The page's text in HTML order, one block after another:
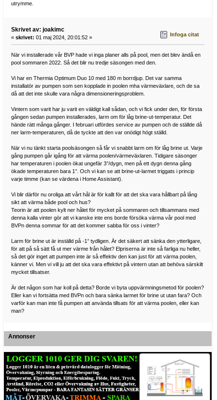
utrymme.
Skrivet av: joakimc
« skrivet: 01 maj 2024, 20:01:52 » Infoga citat
När vi installerade vår BVP hade vi inga planer alls på pool, men det blev ändå en
pool sommaren 2022. Så det blir nu tredje säsongen med den.
Vi har en Thermia Optimum Duo 10 med 180 m borrdjup. Det var samma
installatör av pumpen som sen kopplade in poolen mha värmeväxlare, och de sa
då att det inte skulle vara några dimensioneringsproblem.
Vintern som varit har ju varit en väldigt kall sådan, och vi fick under den, för första
gången sedan pumpen installerades, larm om för låg brine-ut-temperatur. Det
hände rätt många gånger. I februari utfördes service av pumpen och de ställde då
ner larm-temperaturen, då de tyckte att den var onödigt högt ställd.
När vi nu tänkt starta poolsäsongen så får vi snabbt larm om för låg brine ut. Varje
gång pumpen går igång för att värma poolen/värmeväxlaren. Tidigare säsonger
har temperaturen i poolen ökat ungefär 3°/dygn, men på ett dygn denna gång
ökade temperaturen bara 1°. Och vi kan se att brine-ut-larmet triggats i princip
varje timme (kan se värdena i Home Assistant).
Vi blir därför nu oroliga att vårt hål är för kallt för att det ska vara hållbart på lång
sikt att värma både pool och hus?
Teorin är att poolen kylt ner hålet för mycket på sommaren och tillsammans med
denna kalla vinter gör att vi kanske inte ens borde försöka värma vår pool med
BVPn denna sommar för att det kommer sabba för oss i vinter?
Larm för brine ut är inställd på -1° tydligen. Är det säkert att sänka den ytterligare,
för att på så sätt få ut mer värme från hålet? Elpriserna är inte så farliga nu heller,
så det gör inget att pumpen inte är så effektiv den kan just för att värma poolen,
känner vi. Men vi vill ju att det ska vara effektivt på vintern utan att behöva särskilt
mycket tillsatser.
Är det någon som har koll på detta? Borde vi byta uppvärmningsmetod för poolen?
Eller kan vi fortsätta med BVPn och bara sänka larmet för brine ut utan fara? Och
varför kan man inte få pumpen att använda tillsats för att värma poolen, eller kan
man?
Annonser